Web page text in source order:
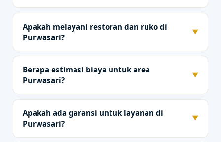
Apakah melayani restoran dan ruko di
Purwasari?
▼
Berapa estimasi biaya untuk area
Purwasari?
▼
Apakah ada garansi untuk layanan di
Purwasari?
▼